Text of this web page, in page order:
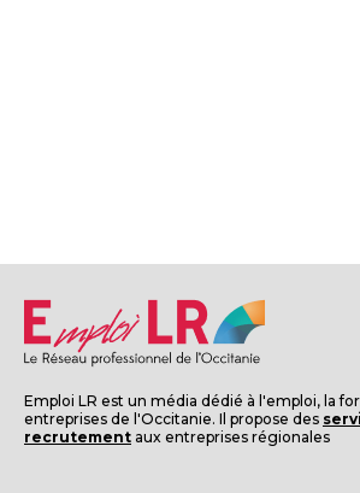
Emploi LR est un média dédié à l'emploi, la
entreprises de l'Occitanie. Il propose des
recrutement aux entreprises régionales